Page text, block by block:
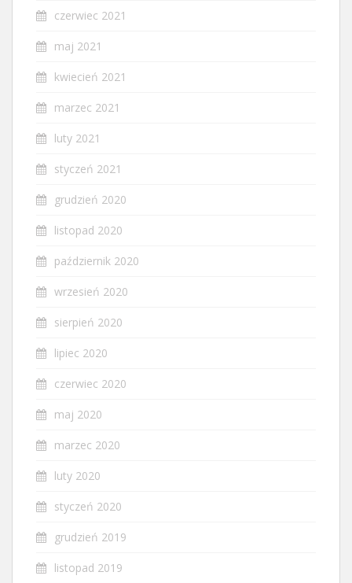
czerwiec 2021
maj 2021
kwiecień 2021
marzec 2021
luty 2021
styczeń 2021
grudzień 2020
listopad 2020
październik 2020
wrzesień 2020
sierpień 2020
lipiec 2020
czerwiec 2020
maj 2020
marzec 2020
luty 2020
styczeń 2020
grudzień 2019
listopad 2019